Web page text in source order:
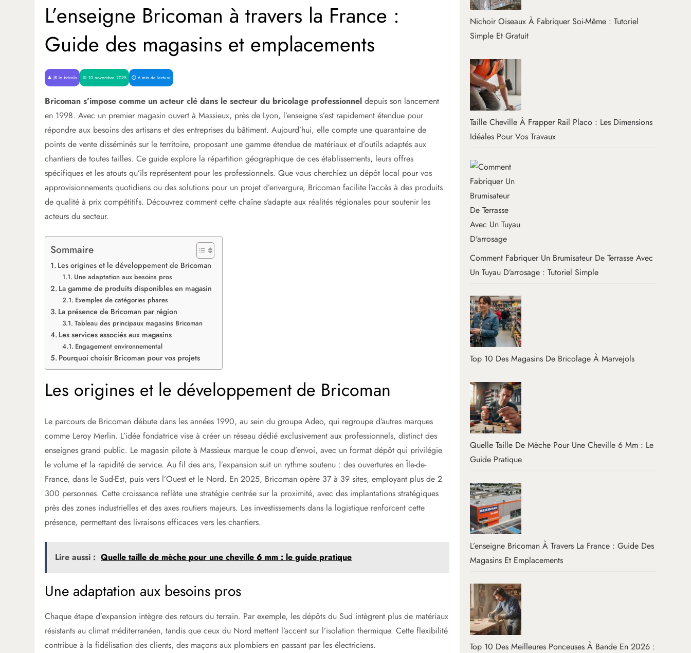
L’enseigne Bricoman à travers la France :
Guide des magasins et emplacements
👤 JB le bricolo 📅 10 novembre 2025 ⏱️ 6 min de lecture
Bricoman s’impose comme un acteur clé dans le secteur du bricolage professionnel depuis son lancement
en 1998. Avec un premier magasin ouvert à Massieux, près de Lyon, l’enseigne s’est rapidement étendue pour
répondre aux besoins des artisans et des entreprises du bâtiment. Aujourd’hui, elle compte une quarantaine de
points de vente disséminés sur le territoire, proposant une gamme étendue de matériaux et d’outils adaptés aux
chantiers de toutes tailles. Ce guide explore la répartition géographique de ces établissements, leurs offres
spécifiques et les atouts qu’ils représentent pour les professionnels. Que vous cherchiez un dépôt local pour vos
approvisionnements quotidiens ou des solutions pour un projet d’envergure, Bricoman facilite l’accès à des produits
de qualité à prix compétitifs. Découvrez comment cette chaîne s’adapte aux réalités régionales pour soutenir les
acteurs du secteur.
Sommaire
Les origines et le développement de Bricoman
Une adaptation aux besoins pros
La gamme de produits disponibles en magasin
Exemples de catégories phares
La présence de Bricoman par région
Tableau des principaux magasins Bricoman
Les services associés aux magasins
Engagement environnemental
Pourquoi choisir Bricoman pour vos projets
Les origines et le développement de Bricoman
Le parcours de Bricoman débute dans les années 1990, au sein du groupe Adeo, qui regroupe d’autres marques
comme Leroy Merlin. L’idée fondatrice vise à créer un réseau dédié exclusivement aux professionnels, distinct des
enseignes grand public. Le magasin pilote à Massieux marque le coup d’envoi, avec un format dépôt qui privilégie
le volume et la rapidité de service. Au fil des ans, l’expansion suit un rythme soutenu : des ouvertures en Île-de-
France, dans le Sud-Est, puis vers l’Ouest et le Nord. En 2025, Bricoman opère 37 à 39 sites, employant plus de 2
300 personnes. Cette croissance reflète une stratégie centrée sur la proximité, avec des implantations stratégiques
près des zones industrielles et des axes routiers majeurs. Les investissements dans la logistique renforcent cette
présence, permettant des livraisons efficaces vers les chantiers.
Lire aussi : Quelle taille de mèche pour une cheville 6 mm : le guide pratique
Une adaptation aux besoins pros
Chaque étape d’expansion intègre des retours du terrain. Par exemple, les dépôts du Sud intègrent plus de matériaux
résistants au climat méditerranéen, tandis que ceux du Nord mettent l’accent sur l’isolation thermique. Cette flexibilité
contribue à la fidélisation des clients, des maçons aux plombiers en passant par les électriciens.
Nichoir Oiseaux À Fabriquer Soi-Même : Tutoriel
Simple Et Gratuit
Taille Cheville À Frapper Rail Placo : Les Dimensions
Idéales Pour Vos Travaux
Comment Fabriquer Un Brumisateur De Terrasse Avec
Un Tuyau D’arrosage : Tutoriel Simple
Top 10 Des Magasins De Bricolage À Marvejols
Quelle Taille De Mèche Pour Une Cheville 6 Mm : Le
Guide Pratique
L’enseigne Bricoman À Travers La France : Guide Des
Magasins Et Emplacements
Top 10 Des Meilleures Ponceuses À Bande En 2026 :